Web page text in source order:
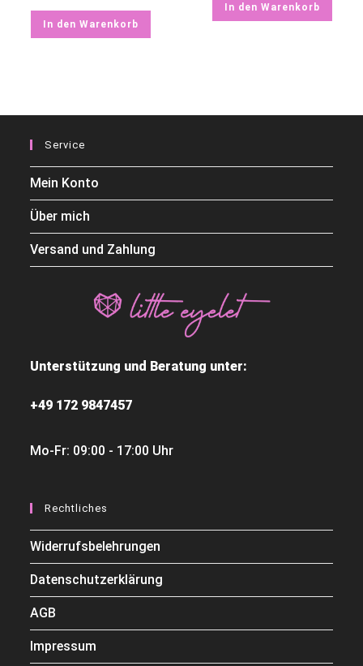
In den Warenkorb
In den Warenkorb
Service
Mein Konto
Über mich
Versand und Zahlung
Unterstützung und Beratung unter:
+49 172 9847457
Mo-Fr: 09:00 - 17:00 Uhr
Rechtliches
Widerrufsbelehrungen
Datenschutzerklärung
AGB
Impressum